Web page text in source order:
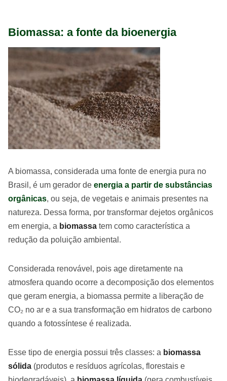
Biomassa: a fonte da bioenergia
A biomassa, considerada uma fonte de energia pura no
Brasil, é um gerador de energia a partir de substâncias
orgânicas, ou seja, de vegetais e animais presentes na
natureza. Dessa forma, por transformar dejetos orgânicos
em energia, a biomassa tem como característica a
redução da poluição ambiental.
Considerada renovável, pois age diretamente na
atmosfera quando ocorre a decomposição dos elementos
que geram energia, a biomassa permite a liberação de
CO₂ no ar e a sua transformação em hidratos de carbono
quando a fotossíntese é realizada.
Esse tipo de energia possui três classes: a biomassa
sólida (produtos e resíduos agrícolas, florestais e